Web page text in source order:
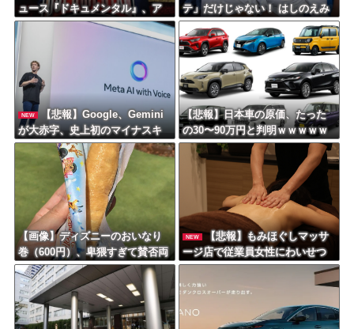
ュース『ドキュメンタル』、ア
メリカで初の制作が決定！ 海
外タイトル『LOL』として世界2
5ヶ国・地域で展開
テ」だけじゃない！ はしのえみ
「来なかったんですよ…」
NEW
【悲報】Google、Gemini
が大赤字、史上初のマイナスキ
ャッシュフローに陥る・・・
【悲報】日本車の原価、たった
の30〜90万円と判明ｗｗｗｗｗ
ｗｗｗｗｗｗ
【画像】ディズニーのおいなり
巻（600円）、卑猥すぎて賛否両
論ｗｗｗｗｗｗｗｗｗ
NEW
【悲報】もみほぐしマッサ
ージ店で従業員女性にわいせつ
行為かで男を逮捕ｗｗｗｗｗｗ
ｗｗｗ